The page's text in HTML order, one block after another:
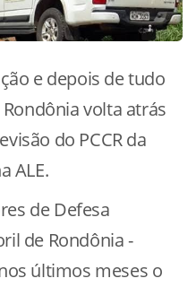
e depois de tudo
volta atrás
do PCCR da
ALE.
de Defesa
de Rondônia -
últimos meses o